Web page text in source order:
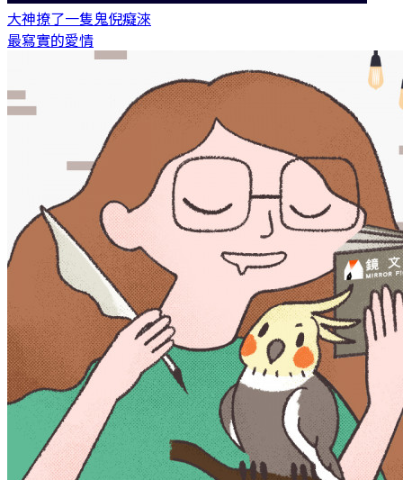
大神撩了一隻鬼倪癡淶
最寫實的愛情